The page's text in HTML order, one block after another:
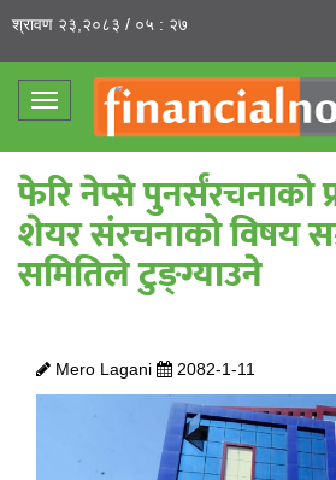
श्रावण २३,२०८३ / ०५ : २७
Toggle
फेरि नेप्से पुनर्संरचनाको
शेयर संरचनाको विषय
समितिले टुङ्ग्याउने
Mero Lagani 2082-1-11